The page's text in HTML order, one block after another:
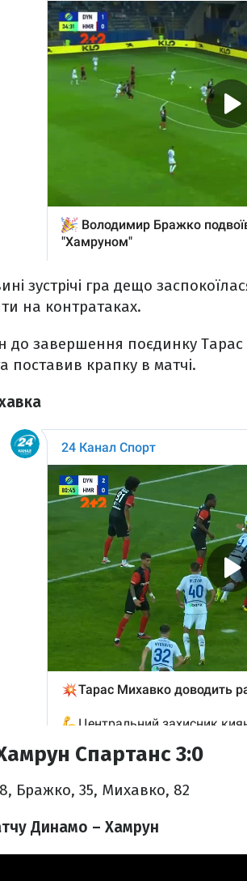
зустрічі гра дещо
на контратаках.
до завершення поєдинку
поставив крапку в матчі.
Спартанс 3:0
Бражко, 35, Михавко, 82
Динамо – Хамрун